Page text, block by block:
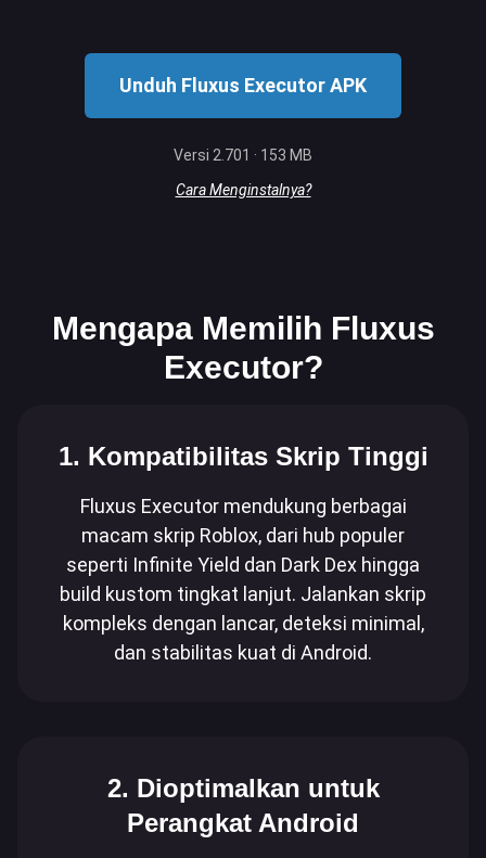
Unduh Fluxus Executor APK
Versi 2.701 · 153 MB
Cara Menginstalnya?
Mengapa Memilih Fluxus
Executor?
1. Kompatibilitas Skrip Tinggi
Fluxus Executor mendukung berbagai
macam skrip Roblox, dari hub populer
seperti Infinite Yield dan Dark Dex hingga
build kustom tingkat lanjut. Jalankan skrip
kompleks dengan lancar, deteksi minimal,
dan stabilitas kuat di Android.
2. Dioptimalkan untuk
Perangkat Android